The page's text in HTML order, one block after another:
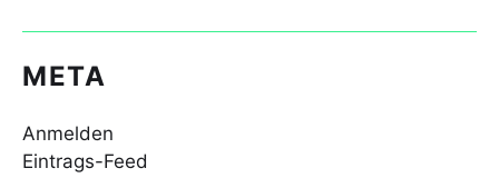
META
Anmelden
Eintrags-Feed